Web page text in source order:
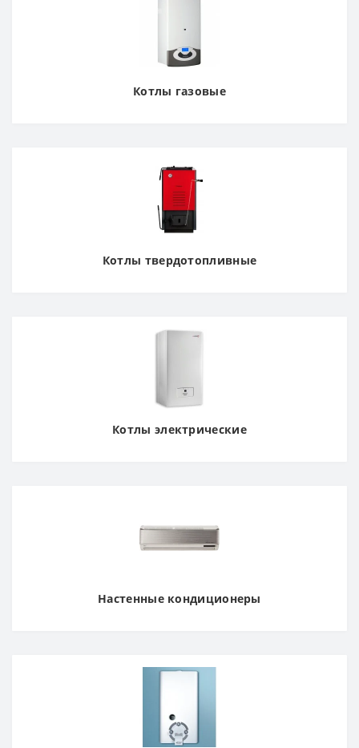
Котлы газовые
Котлы твердотопливные
Котлы электрические
Настенные кондиционеры